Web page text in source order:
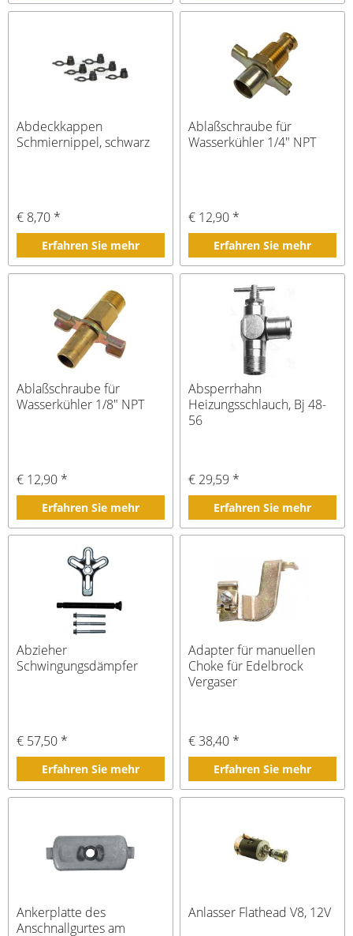
Abdeckkappen
Schmiernippel, schwarz
€ 8,70 *
Erfahren Sie mehr
Ablaßschraube für
Wasserkühler 1/4" NPT
€ 12,90 *
Erfahren Sie mehr
Ablaßschraube für
Wasserkühler 1/8" NPT
€ 12,90 *
Erfahren Sie mehr
Absperrhahn
Heizungsschlauch, Bj 48-
56
€ 29,59 *
Erfahren Sie mehr
Abzieher
Schwingungsdämpfer
€ 57,50 *
Erfahren Sie mehr
Adapter für manuellen
Choke für Edelbrock
Vergaser
€ 38,40 *
Erfahren Sie mehr
Ankerplatte des
Anschnallgurtes am
Anlasser Flathead V8, 12V